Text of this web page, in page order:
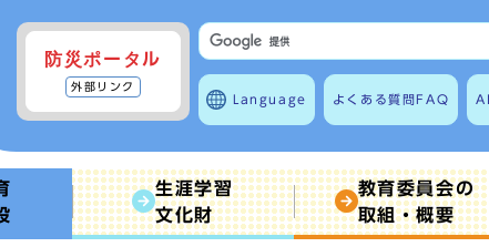
防災ポータル
外部リンク
Language よくある質問 FAQ
生涯学習
文化財
教育委員会の
取組・概要